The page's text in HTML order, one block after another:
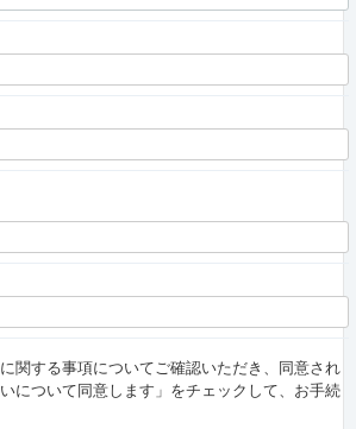
関する事項についてご確認いただき、同意され
について同意します」をチェックして、お手続